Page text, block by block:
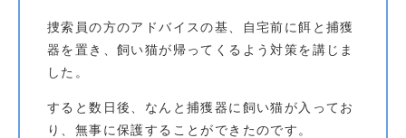
捜索員の方のアドバイスの基、自宅前に餌と捕獲
器を置き、飼い猫が帰ってくるよう対策を講じま
した。
すると数日後、なんと捕獲器に飼い猫が入ってお
り、無事に保護することができたのです。